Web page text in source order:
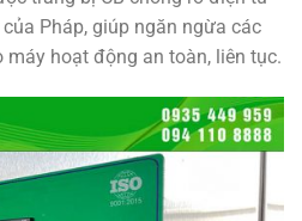
Pháp, giúp ngăn ngừa các
hoạt động an toàn, liên tục.